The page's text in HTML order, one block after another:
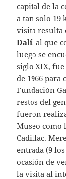
capital de la
a tan solo 19
visita resulta
Dalí, al que
luego se
siglo XIX,
de 1966 para
Fundación
restos del
fueron
Museo como
Cadillac.
entrada (9
ocasión de
la visita al